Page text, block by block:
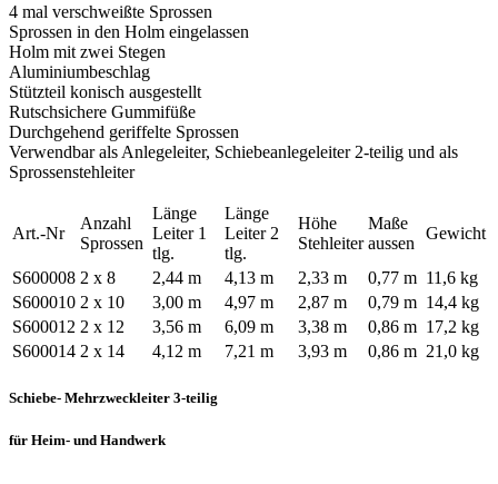
4 mal verschweißte Sprossen
Sprossen in den Holm eingelassen
Holm mit zwei Stegen
Aluminiumbeschlag
Stützteil konisch ausgestellt
Rutschsichere Gummifüße
Durchgehend geriffelte Sprossen
Verwendbar als Anlegeleiter, Schiebeanlegeleiter 2-teilig und als
Sprossenstehleiter
Art.-Nr
Anzahl
Sprossen
Länge
Leiter 1
tlg.
Länge
Leiter 2
tlg.
Höhe
Stehleiter
Maße
aussen
Gewicht
S600008 2 x 8 2,44 m 4,13 m 2,33 m 0,77 m 11,6 kg
S600010 2 x 10 3,00 m 4,97 m 2,87 m 0,79 m 14,4 kg
S600012 2 x 12 3,56 m 6,09 m 3,38 m 0,86 m 17,2 kg
S600014 2 x 14 4,12 m 7,21 m 3,93 m 0,86 m 21,0 kg
Schiebe- Mehrzweckleiter 3-teilig
für Heim- und Handwerk